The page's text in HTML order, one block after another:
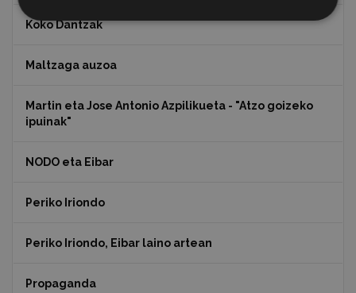
Koko Dantzak
Maltzaga auzoa
Martin eta Jose Antonio Azpilikueta - "Atzo goizeko
ipuinak"
NODO eta Eibar
Periko Iriondo
Periko Iriondo, Eibar laino artean
Propaganda